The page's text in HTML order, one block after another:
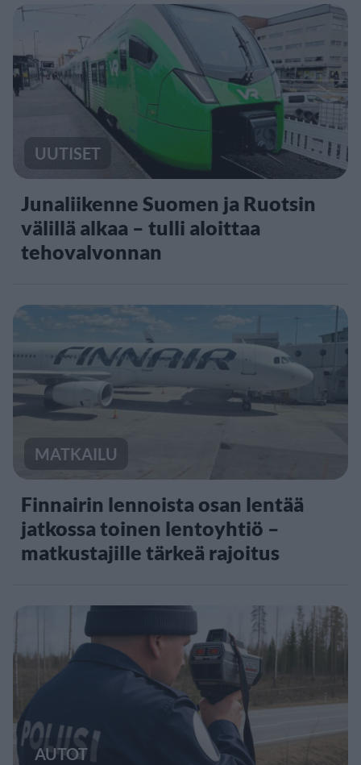
UUTISET
Junaliikenne Suomen ja Ruotsin
välillä alkaa – tulli aloittaa
tehovalvonnan
MATKAILU
Finnairin lennoista osan lentää
jatkossa toinen lentoyhtiö –
matkustajille tärkeä rajoitus
AUTOT